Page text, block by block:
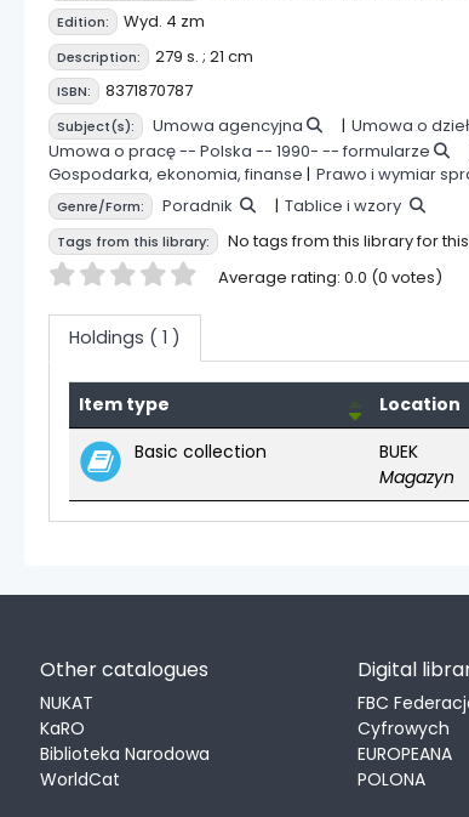
Edition: Wyd. 4 zm
Description: 279 s. ; 21 cm
ISBN: 8371870787
Subject(s): Umowa agencyjna Umowa o
Umowa o pracę -- Polska -- 1990- -- formularze
Gospodarka, ekonomia, finanse
Prawo i wymiar
Genre/Form: Poradnik Tablice i wzory
Tags from this library: No tags from this library for
Star ratings Average rating: 0.0 (0 votes)
Holdings ( 1 )
Holdings
Item type Location
Basic collection
BUEK
Magazyn
Other catalogues
NUKAT
KaRO
Biblioteka Narodowa
WorldCat
Digital
FBC
Cyfrowych
EUROPEANA
POLONA